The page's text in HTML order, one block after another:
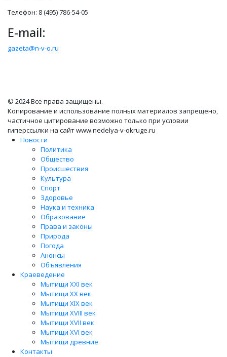
Телефон: 8 (495) 786-54-05
E-mail:
gazeta@n-v-o.ru
© 2024 Все права защищены.
Копирование и использование полных материалов запрещено,
частичное цитирование возможно только при условии
гиперссылки на сайт www.nedelya-v-okruge.ru
Новости
Политика
Общество
Происшествия
Культура
Спорт
Здоровье
Наука и техника
Образование
Права и законы
Природа
Погода
Анонсы
Объявления
Краеведение
Мытищи XXI век
Мытищи XX век
Мытищи XIX век
Мытищи XVIII век
Мытищи XVII век
Мытищи XVI век
Мытищи древние
Контакты